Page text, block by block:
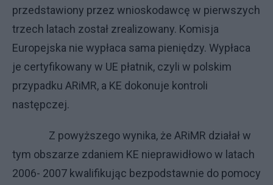
przedstawiony przez wnioskodawcę w pierwszych
trzech latach został zrealizowany. Komisja
Europejska nie wypłaca sama pieniędzy. Wypłaca
je certyfikowany w UE płatnik, czyli w polskim
przypadku ARiMR, a KE dokonuje kontroli
następczej.
Z powyższego wynika, że ARiMR działał w
tym obszarze zdaniem KE nieprawidłowo w latach
2006- 2007 kwalifikując bezpodstawnie do pomocy